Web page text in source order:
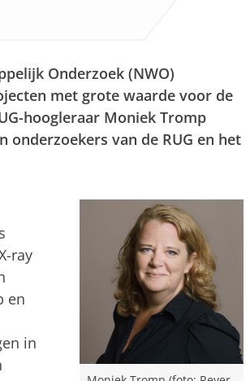
Onderzoek (NWO)
met grote waarde voor de
hoogleraar Moniek Tromp
van de RUG en het
ray
en
in